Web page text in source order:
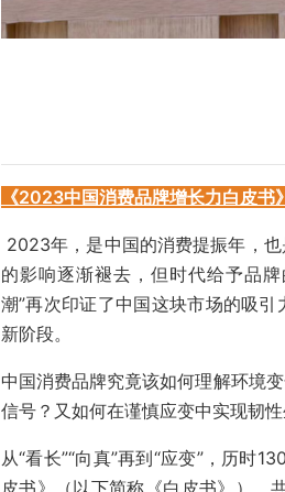
《2023中国消费品牌增长力白皮
2023年，是中国的消费提振年，
的影响逐渐褪去，但时代给予品
潮”再次印证了中国这块市场的吸
新阶段。
中国消费品牌究竟该如何理解环境
信号？又如何在谨慎应变中实现韧性
从“看长”“向真”再到“应变”，历时